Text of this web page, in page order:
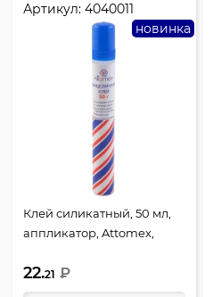
Артикул:4040011
новинка
Клей силикатный, 50 мл,
аппликатор, Attomex,
22.21 ₽